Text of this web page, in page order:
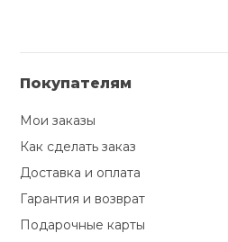
Покупателям
Мои заказы
Как сделать заказ
Доставка и оплата
Гарантия и возврат
Подарочные карты